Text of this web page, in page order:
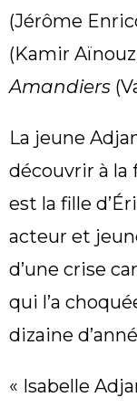
(Jérôme
(Kamir
Amandiers
La jeune
découvrir à la
est la fille
acteur et
d’une crise
qui l’a
dizaine
« Isabelle